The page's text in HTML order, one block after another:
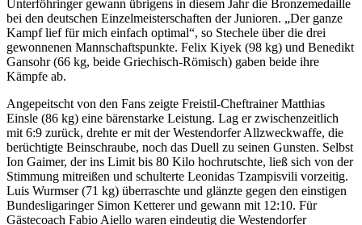
Unterföhringer gewann übrigens in diesem Jahr die Bronzemedaille
bei den deutschen Einzelmeisterschaften der Junioren. „Der ganze
Kampf lief für mich einfach optimal“, so Stechele über die drei
gewonnenen Mannschaftspunkte. Felix Kiyek (98 kg) und Benedikt
Gansohr (66 kg, beide Griechisch-Römisch) gaben beide ihre
Kämpfe ab.
Angepeitscht von den Fans zeigte Freistil-Cheftrainer Matthias
Einsle (86 kg) eine bärenstarke Leistung. Lag er zwischenzeitlich
mit 6:9 zurück, drehte er mit der Westendorfer Allzweckwaffe, die
berüchtigte Beinschraube, noch das Duell zu seinen Gunsten. Selbst
Ion Gaimer, der ins Limit bis 80 Kilo hochrutschte, ließ sich von der
Stimmung mitreißen und schulterte Leonidas Tzampisvili vorzeitig.
Luis Wurmser (71 kg) überraschte und glänzte gegen den einstigen
Bundesligaringer Simon Ketterer und gewann mit 12:10. Für
Gästecoach Fabio Aiello waren eindeutig die Westendorfer